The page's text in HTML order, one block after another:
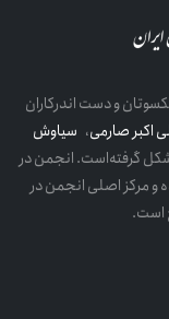
و دست اندرکاران
صارمی،سیاوش
گرفته‌است. انجمن در
به ثبت رسیده و مرکز اصلی انجمن در